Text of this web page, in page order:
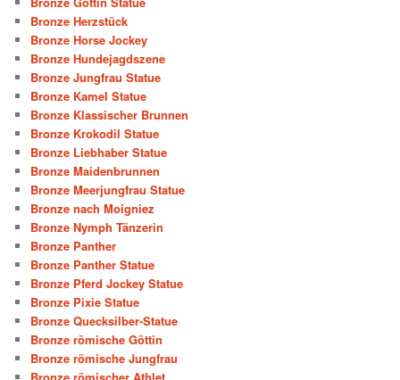
Bronze Herzstück
Bronze Horse Jockey
Bronze Hundejagdszene
Bronze Jungfrau Statue
Bronze Kamel Statue
Bronze Klassischer Brunnen
Bronze Krokodil Statue
Bronze Liebhaber Statue
Bronze Maidenbrunnen
Bronze Meerjungfrau Statue
Bronze nach Moigniez
Bronze Nymph Tänzerin
Bronze Panther
Bronze Panther Statue
Bronze Pferd Jockey Statue
Bronze Pixie Statue
Bronze Quecksilber-Statue
Bronze römische Göttin
Bronze römische Jungfrau
Bronze römischer Athlet